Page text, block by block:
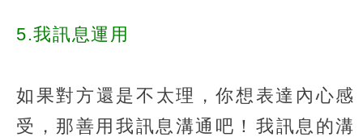
5.我訊息運用​
如果對方還是不太理，你想表達內心感
受，那善用我訊息溝通吧！​我訊息的溝